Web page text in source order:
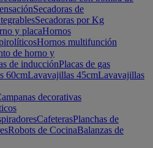
Secadoras de
Secadoras por Kg
y placaHornos
Hornos multifunción
de horno y
de inducciónPlacas de gas
60cmLavavajillas 45cmLavavajillas
decorativas
CafeterasPlanchas de
Robots de CocinaBalanzas de